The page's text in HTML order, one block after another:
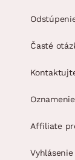
Časté
Affiliate